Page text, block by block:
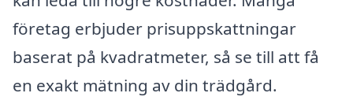
företag erbjuder prisuppskattningar
baserat på kvadratmeter, så se till att få
en exakt mätning av din trädgård.